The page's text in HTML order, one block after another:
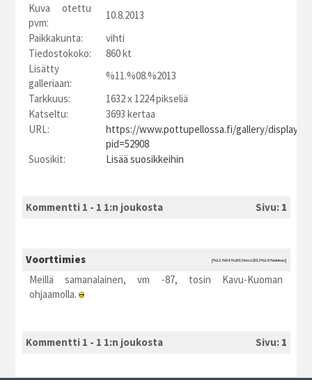
Kuva otettu
pvm:
10.8.2013
Paikkakunta:
vihti
Tiedostokoko:
860 kt
Lisätty
galleriaan:
%11.%08.%2013
Tarkkuus:
1632 x 1224 pikseliä
Katseltu:
3693 kertaa
URL:
https://www.pottupellossa.fi/gallery/
pid=52908
Suosikit:
Lisää suosikkeihin
Kommentti 1 - 1 1:n joukosta Sivu: 1
Voorttimies [%12.%08.%2013 kma2013 %18:%elokuu]
Meillä samanalainen, vm -87, tosin Kavu-Kuoman
ohjaamolla.
Kommentti 1 - 1 1:n joukosta Sivu: 1